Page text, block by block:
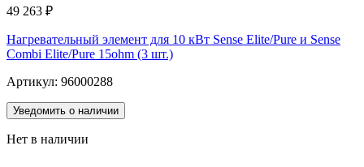
49 263 ₽
Нагревательный элемент для 10 кВт Sense Elite/Pure и Sense
Combi Elite/Pure 15ohm (3 шт.)
Артикул: 96000288
Уведомить о наличии
Нет в наличии